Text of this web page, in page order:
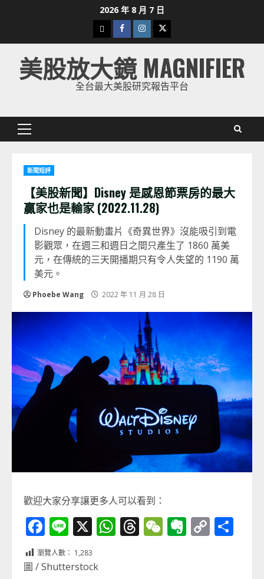
2026 年 8 月 7 日
下
載
美
股
Facebook
Instagram
Twitter
美股放大鏡 MAGNIFIER
全台最大美股研究報告平台
Primary
新聞短評
【美股新聞】Disney 是感恩節票房的最大
贏家也是輸家 (2022.11.28)
Disney 的最新動畫片《奇異世界》沒能吸引到電
影觀眾，在週三和週日之間只產生了 1860 萬美
元，在傳統的三天開播期只有令人失望的 1190 萬
美元。
Phoebe Wang 2022 年 11 月 28 日
歡迎大家分享讓更多人可以看到：
Facebook
Line
X WhatsApp
Threads
WeChat
Evernote
Copy
瀏覽人數： 1,283
圖 / Shutterstock